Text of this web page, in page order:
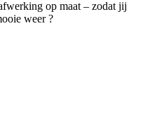
op maat – zodat jij
weer ?